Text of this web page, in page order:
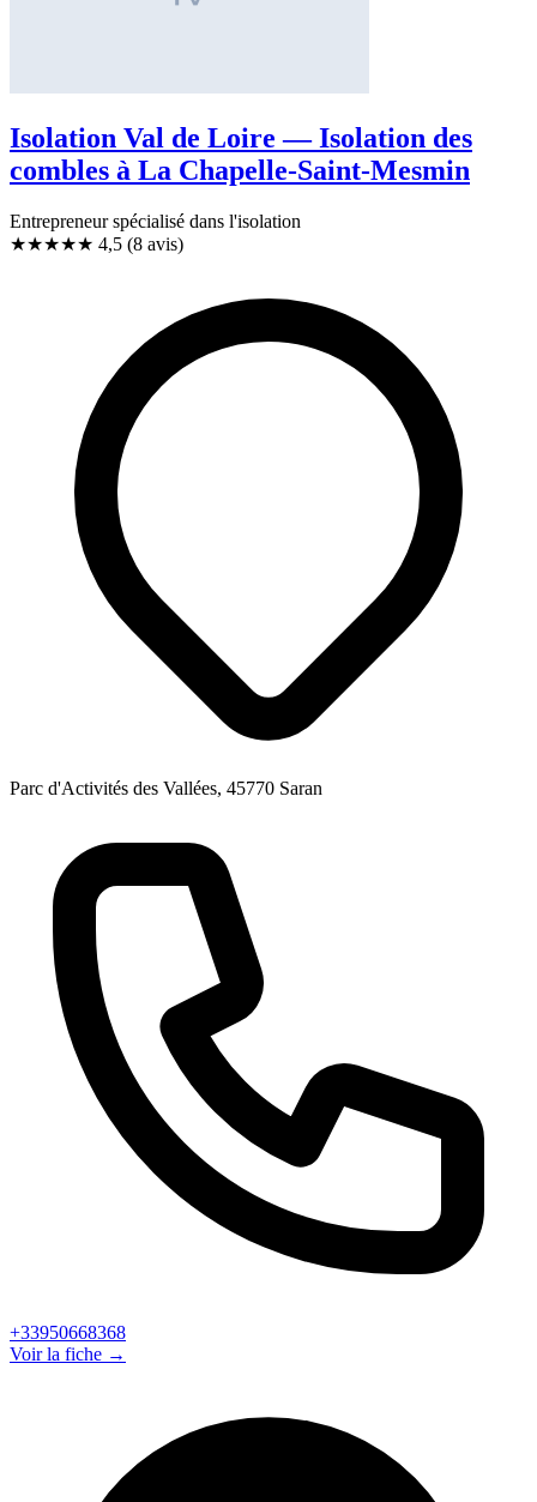
Isolation Val de Loire — Isolation des
combles à La Chapelle-Saint-Mesmin
Entrepreneur spécialisé dans l'isolation
★★★★★ 4,5 (8 avis)
Parc d'Activités des Vallées, 45770 Saran
+33950668368
Voir la fiche →